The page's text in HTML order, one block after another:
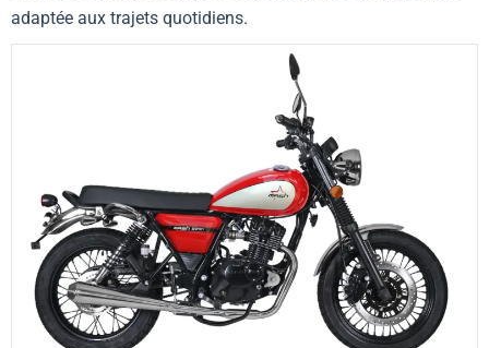
adaptée aux trajets quotidiens.